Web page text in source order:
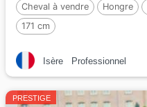
Cheval à vendre Hongre
171 cm
Isère Professionnel
PRESTIGE